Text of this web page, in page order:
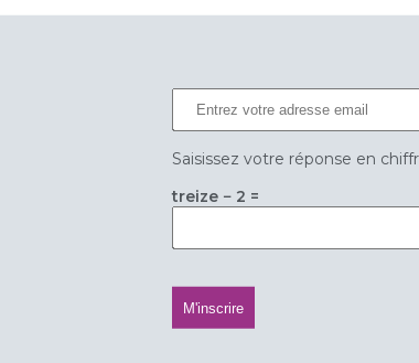
Saisissez votre réponse en
treize − 2 =